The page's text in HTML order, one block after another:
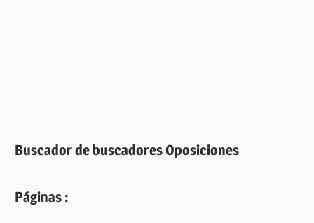
Buscador de buscadores Oposiciones
Páginas :